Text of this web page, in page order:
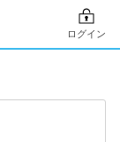
ログイン